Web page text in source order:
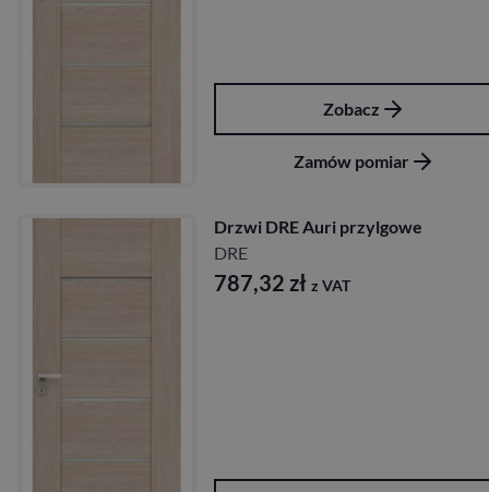
Zobacz
Zamów pomiar
Drzwi DRE Auri przylgowe
DRE
787,32 zł z VAT